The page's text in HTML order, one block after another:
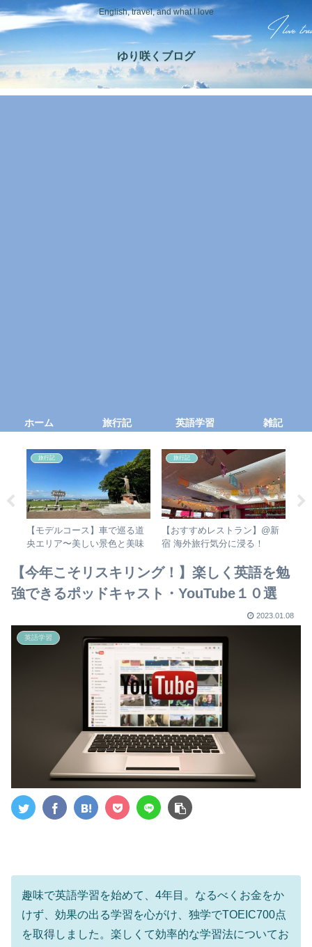
English, travel, and what I love
ゆり咲くブログ
ホーム 旅行記 英語学習 雑記
旅行記
【モデルコース】車で巡る道
央エリア〜美しい景色と美味
ラン！
旅行記
【おすすめレストラン】@新
宿 海外旅行気分に浸る！
【今年こそリスキリング！】楽しく英語を勉
強できるポッドキャスト・YouTube１０選
2023.01.08
英語学習
趣味で英語学習を始めて、4年目。なるべくお金をか
けず、効果の出る学習を心がけ、独学でTOEIC700点
を取得しました。楽しくて効率的な学習法についてお